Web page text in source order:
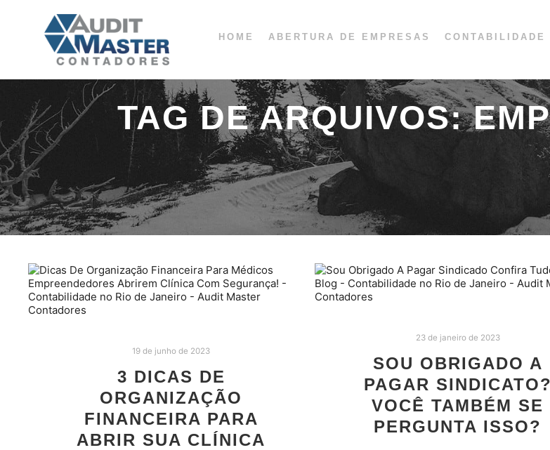
HOME ABERTURA DE EMPRESAS CONTABILIDADE
TAG DE ARQUIVOS:
19 de junho de 2023
3 DICAS DE
ORGANIZAÇÃO
FINANCEIRA PARA
ABRIR SUA CLÍNICA
23 de janeiro de 2023
SOU OBRIGADO A
PAGAR SINDICATO?
VOCÊ TAMBÉM SE
PERGUNTA ISSO?